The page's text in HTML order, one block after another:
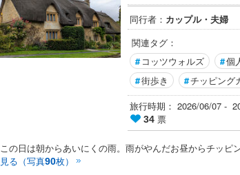
同行者： カップル・夫婦
関連タグ：
# コッツウォルズ #個
#街歩き #チッピング
旅行時期： 2026/06/07 -
34 票
この日は朝からあいにくの雨。雨がやんだお昼からチッピ
見る（写真90枚）